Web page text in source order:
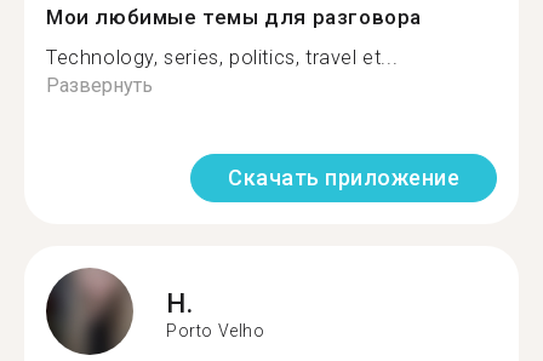
Мои любимые темы для разговора
Technology, series, politics, travel et...
Развернуть
Скачать приложение
H.
Porto Velho